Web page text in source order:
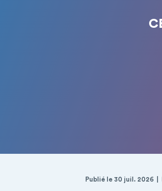
Publié le 30 juil. 2026